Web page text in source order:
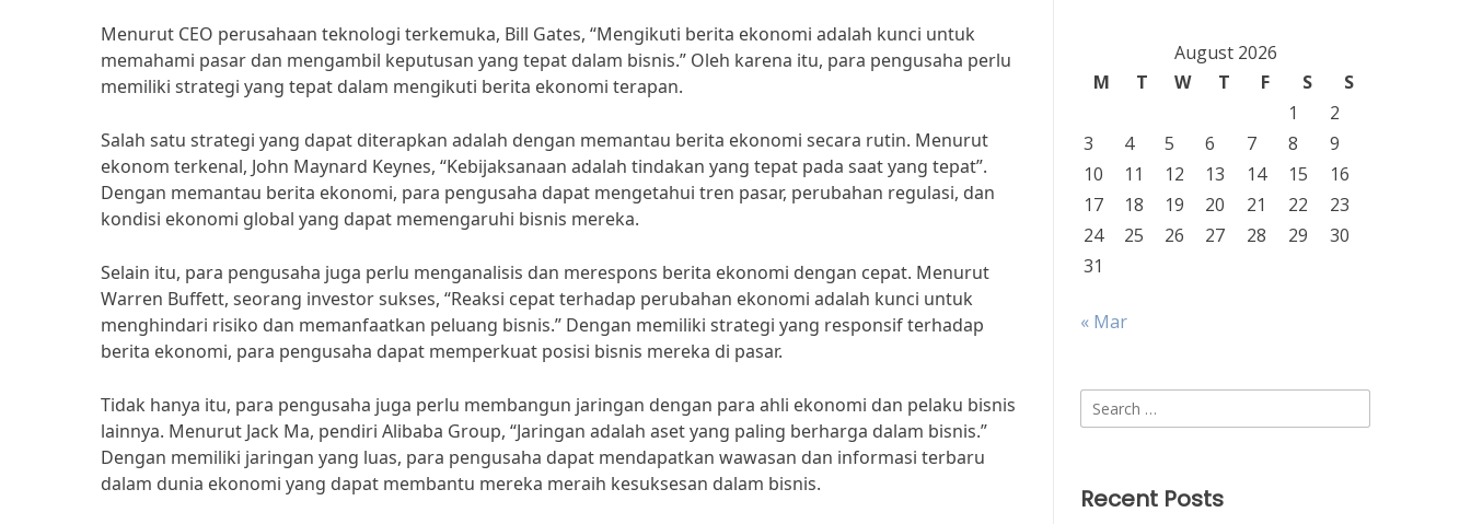
Menurut CEO perusahaan teknologi terkemuka, Bill Gates, “Mengikuti berita ekonomi adalah kunci untuk
memahami pasar dan mengambil keputusan yang tepat dalam bisnis.” Oleh karena itu, para pengusaha perlu
memiliki strategi yang tepat dalam mengikuti berita ekonomi terapan.
Salah satu strategi yang dapat diterapkan adalah dengan memantau berita ekonomi secara rutin. Menurut
ekonom terkenal, John Maynard Keynes, “Kebijaksanaan adalah tindakan yang tepat pada saat yang tepat”.
Dengan memantau berita ekonomi, para pengusaha dapat mengetahui tren pasar, perubahan regulasi, dan
kondisi ekonomi global yang dapat memengaruhi bisnis mereka.
Selain itu, para pengusaha juga perlu menganalisis dan merespons berita ekonomi dengan cepat. Menurut
Warren Buffett, seorang investor sukses, “Reaksi cepat terhadap perubahan ekonomi adalah kunci untuk
menghindari risiko dan memanfaatkan peluang bisnis.” Dengan memiliki strategi yang responsif terhadap
berita ekonomi, para pengusaha dapat memperkuat posisi bisnis mereka di pasar.
Tidak hanya itu, para pengusaha juga perlu membangun jaringan dengan para ahli ekonomi dan pelaku bisnis
lainnya. Menurut Jack Ma, pendiri Alibaba Group, “Jaringan adalah aset yang paling berharga dalam bisnis.”
Dengan memiliki jaringan yang luas, para pengusaha dapat mendapatkan wawasan dan informasi terbaru
dalam dunia ekonomi yang dapat membantu mereka meraih kesuksesan dalam bisnis.
August 2026
M
T W T F S
S
1
2
3
4 5 6 7 8
9
10
11 12 13 14 15
16
17
18 19 20 21 22
23
24
25 26 27 28 29
30
31
« Mar
Search
for:
Recent Posts